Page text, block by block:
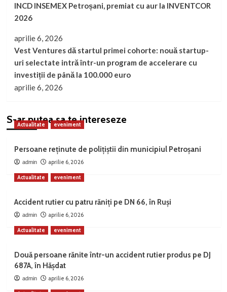
INCD INSEMEX Petroșani, premiat cu aur la INVENTCOR
2026
aprilie 6, 2026
Vest Ventures dă startul primei cohorte: nouă startup-
uri selectate intră într-un program de accelerare cu
investiții de până la 100.000 euro
aprilie 6, 2026
S-ar putea sa te intereseze
Actualitate eveniment
Persoane reținute de polițiștii din municipiul Petroșani
admin aprilie 6, 2026
Actualitate eveniment
Accident rutier cu patru răniți pe DN 66, în Ruși
admin aprilie 6, 2026
Actualitate eveniment
Două persoane rănite într-un accident rutier produs pe DJ
687A, în Hășdat
admin aprilie 6, 2026